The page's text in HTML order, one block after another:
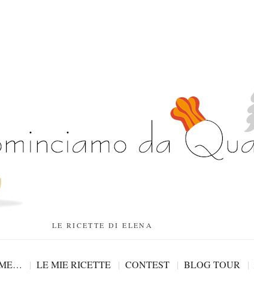
LE RICETTE DI ELENA
LE MIE RICETTE CONTEST BLOG TOUR